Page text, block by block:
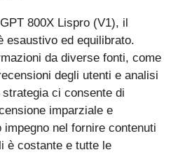
800X Lispro (V1), il
esaustivo ed equilibrato.
da diverse fonti, come
degli utenti e analisi
ci consente di
imparziale e
nel fornire contenuti
è costante e tutte le